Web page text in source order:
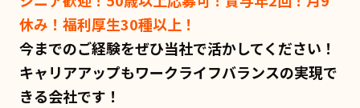
休み！福利厚生30種以上！
今までのご経験をぜひ当社で活かしてください！
キャリアアップもワークライフバランスの実現で
きる会社です！